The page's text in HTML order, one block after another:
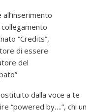
“Credits”,
di essere
del
dalla voce a te
“powered by….”, chi un